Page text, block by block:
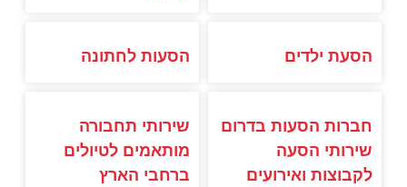
הסעת ילדים הסעות לחתונה
חברות הסעות בדרום
שירותי הסעה
לקבוצות ואירועים
שירותי תחבורה
מותאמים לטיולים
ברחבי הארץ